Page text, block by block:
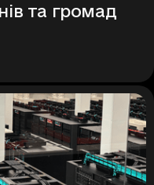
та громад